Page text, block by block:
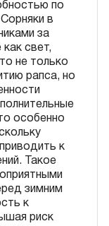
по
в
за
свет,
не только
рапса, но
особенно
к
Такое
зимним
к
риск